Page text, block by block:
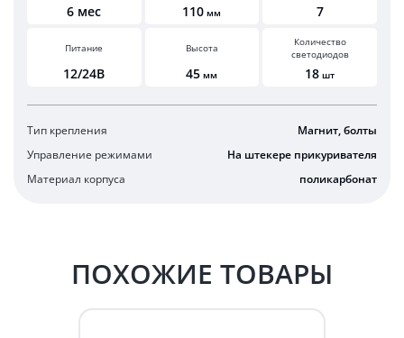
6 мес 110 мм 7
Питание
12/24В
Высота
45 мм
Количество
светодиодов
18 шт
Тип крепления
Магнит, болты
Управление режимами
На штекере прикуривателя
Материал корпуса
поликарбонат
ПОХОЖИЕ ТОВАРЫ